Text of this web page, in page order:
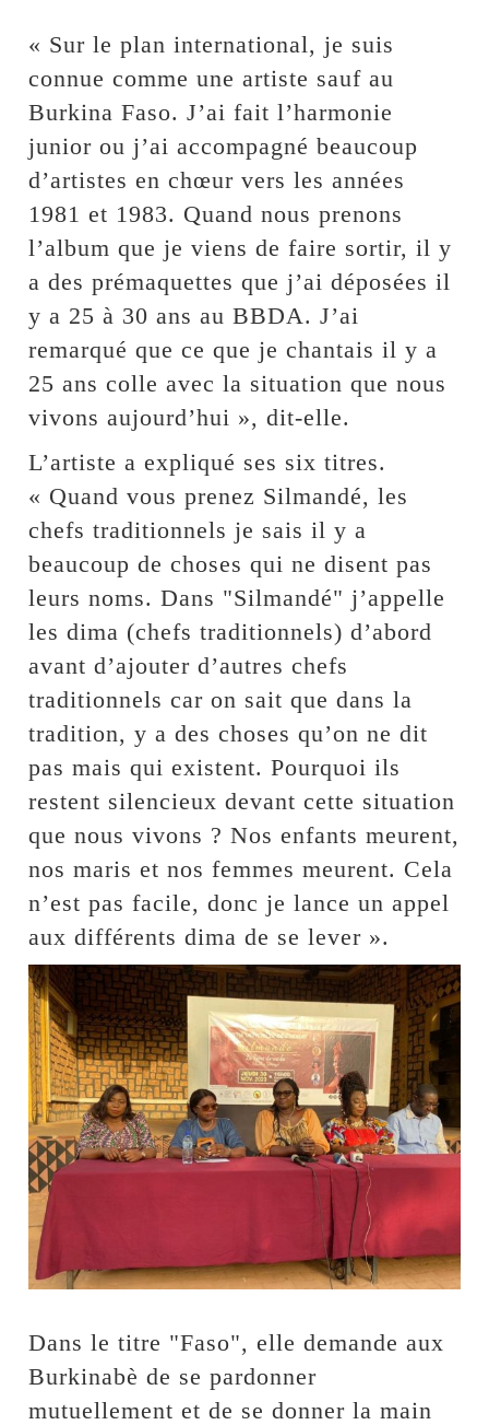
« Sur le plan international, je suis
connue comme une artiste sauf au
Burkina Faso. J’ai fait l’harmonie
junior ou j’ai accompagné beaucoup
d’artistes en chœur vers les années
1981 et 1983. Quand nous prenons
l’album que je viens de faire sortir, il y
a des prémaquettes que j’ai déposées il
y a 25 à 30 ans au BBDA. J’ai
remarqué que ce que je chantais il y a
25 ans colle avec la situation que nous
vivons aujourd’hui », dit-elle.
L’artiste a expliqué ses six titres.
« Quand vous prenez Silmandé, les
chefs traditionnels je sais il y a
beaucoup de choses qui ne disent pas
leurs noms. Dans "Silmandé" j’appelle
les dima (chefs traditionnels) d’abord
avant d’ajouter d’autres chefs
traditionnels car on sait que dans la
tradition, y a des choses qu’on ne dit
pas mais qui existent. Pourquoi ils
restent silencieux devant cette situation
que nous vivons ? Nos enfants meurent,
nos maris et nos femmes meurent. Cela
n’est pas facile, donc je lance un appel
aux différents dima de se lever ».
Dans le titre "Faso", elle demande aux
Burkinabè de se pardonner
mutuellement et de se donner la main